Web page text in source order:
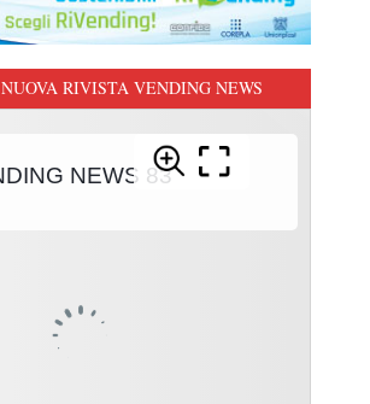
RIVISTA VENDING NEWS